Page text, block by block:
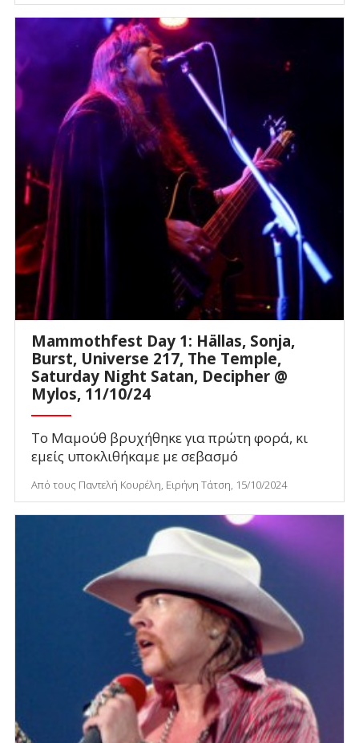
Mammothfest Day 1: Hällas, Sonja,
Burst, Universe 217, The Temple,
Saturday Night Satan, Decipher @
Mylos, 11/10/24
Το Μαμούθ βρυχήθηκε για πρώτη φορά, κι
εμείς υποκλιθήκαμε με σεβασμό
Από τους Παντελή Κουρέλη, Ειρήνη Τάτση, 15/10/2024